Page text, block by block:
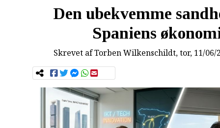
Den ubekvemme
Spaniens
Skrevet afTorben Wilkenschildt, tor, 11/06/